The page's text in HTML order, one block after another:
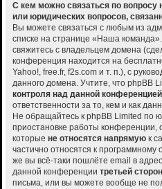
С кем можно связаться по вопросу
или юридических вопросов,
Вы можете связаться с любым из
списке на странице «Наша
свяжитесь с владельцем домена
конференция находится на
Yahoo!, free.fr, f2s.com и т. п.), с
данного домена. Учтите, что phpBB
контроля над данной конференцией
ответственности за то, кем и как
Не обращайтесь к phpBB Limited по
приостановке работы конференции,
которые не относятся напрямую к
частично относятся к
же вы всё-таки пошлёте email в
данной конференции третьей
письма, или вы можете вообще не